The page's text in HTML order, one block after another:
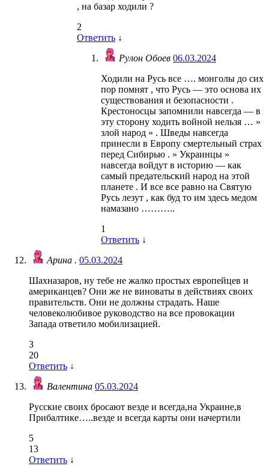
, на базар ходили ?
2
Ответить ↓
Рулон Обоев 06.03.2024
Ходили на Русь все …. монголы до сих
пор помнят , что Русь — это основа их
существования и безопасности .
Крестоносцы запомнили навсегда — в
эту сторону ходить войной нельзя … »
злой народ » . Шведы навсегда
принесли в Европу смертельный страх
перед Сибирью . » Украинцы »
навсегда войдут в историю — как
самый предательский народ на этой
планете . И все все равно на Святую
Русь лезут , как буд то им здесь медом
намазано ………..
1
Ответить ↓
Арина . 05.03.2024
Шахназаров, ну тебе не жалко простых европейцев и
американцев? Они же не виноваты в действиях своих
правительств. Они не должны страдать. Наше
человеколюбивое руководство на все провокации
Запада ответило мобилизацией.
3
20
Ответить ↓
Валентина 05.03.2024
Русские своих бросают везде и всегда,на Украине,в
Прибалтике…..везде и всегда карты они начертили
5
13
Ответить ↓